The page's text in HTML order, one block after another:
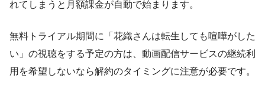
れてしまうと月額課金が自動で始まります。
無料トライアル期間に「花織さんは転生しても喧嘩がした
い」の視聴をする予定の方は、動画配信サービスの継続利
用を希望しないなら解約のタイミングに注意が必要です。